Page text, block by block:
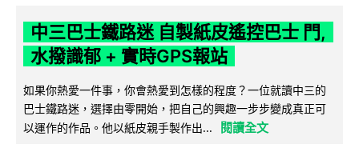
中三巴士鐵路迷 自製紙皮遙控巴士 門,
水撥識郁 + 實時GPS報站
如果你熱愛一件事，你會熱愛到怎樣的程度？一位就讀中三的
巴士鐵路迷，選擇由零開始，把自己的興趣一步步變成真正可
以運作的作品。他以紙皮親手製作出...
閱讀全文